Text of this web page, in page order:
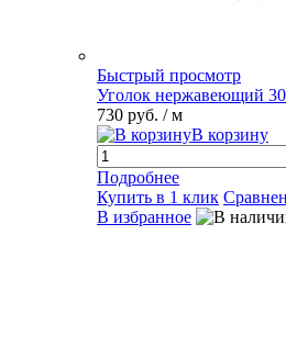
Быстрый просмотр
Уголок нержавеющий
730 руб. / м
В корзину
Подробнее
Купить в 1 клик
В избранное